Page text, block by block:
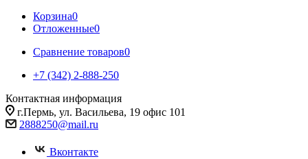
Корзина0
Отложенные0
Сравнение товаров0
+7 (342) 2-888-250
Контактная информация
г.Пермь, ул. Васильева, 19 офис 101
2888250@mail.ru
Вконтакте